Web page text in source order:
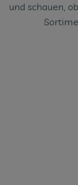
und schauen,